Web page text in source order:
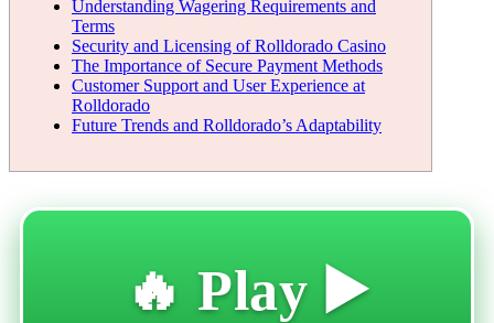
Understanding Wagering Requirements and
Terms
Security and Licensing of Rolldorado Casino
The Importance of Secure Payment Methods
Customer Support and User Experience at
Rolldorado
Future Trends and Rolldorado’s Adaptability
🔥 Play ▶️